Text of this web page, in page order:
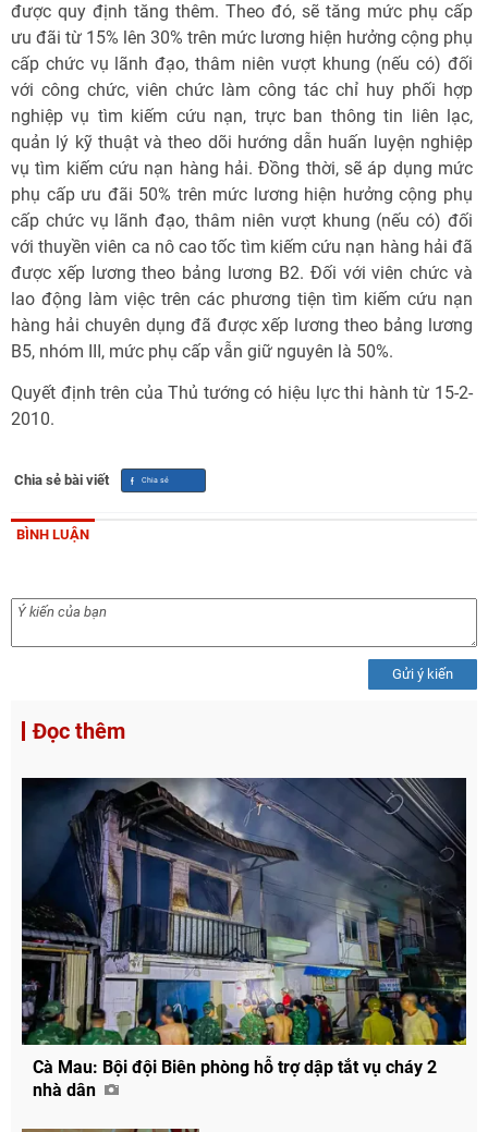
được quy định tăng thêm. Theo đó, sẽ tăng mức phụ cấp
ưu đãi từ 15% lên 30% trên mức lương hiện hưởng cộng phụ
cấp chức vụ lãnh đạo, thâm niên vượt khung (nếu có) đối
với công chức, viên chức làm công tác chỉ huy phối hợp
nghiệp vụ tìm kiếm cứu nạn, trực ban thông tin liên lạc,
quản lý kỹ thuật và theo dõi hướng dẫn huấn luyện nghiệp
vụ tìm kiếm cứu nạn hàng hải. Đồng thời, sẽ áp dụng mức
phụ cấp ưu đãi 50% trên mức lương hiện hưởng cộng phụ
cấp chức vụ lãnh đạo, thâm niên vượt khung (nếu có) đối
với thuyền viên ca nô cao tốc tìm kiếm cứu nạn hàng hải đã
được xếp lương theo bảng lương B2. Đối với viên chức và
lao động làm việc trên các phương tiện tìm kiếm cứu nạn
hàng hải chuyên dụng đã được xếp lương theo bảng lương
B5, nhóm III, mức phụ cấp vẫn giữ nguyên là 50%.
Quyết định trên của Thủ tướng có hiệu lực thi hành từ 15-2-
2010.
Chia sẻ bài viết
BÌNH LUẬN
Gửi ý kiến
Đọc thêm
Cà Mau: Bội đội Biên phòng hỗ trợ dập tắt vụ cháy 2
nhà dân